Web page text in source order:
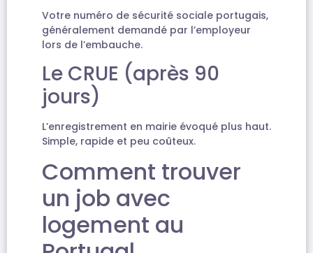
Votre numéro de sécurité sociale portugais,
généralement demandé par l’employeur
lors de l’embauche.
Le CRUE (après 90
jours)
L’enregistrement en mairie évoqué plus haut.
Simple, rapide et peu coûteux.
Comment trouver
un job avec
logement au